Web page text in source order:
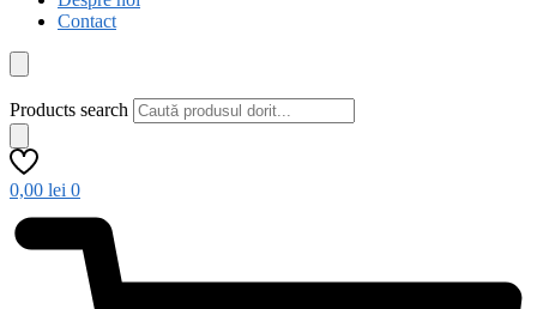
Contact
Products search
0,00 lei 0